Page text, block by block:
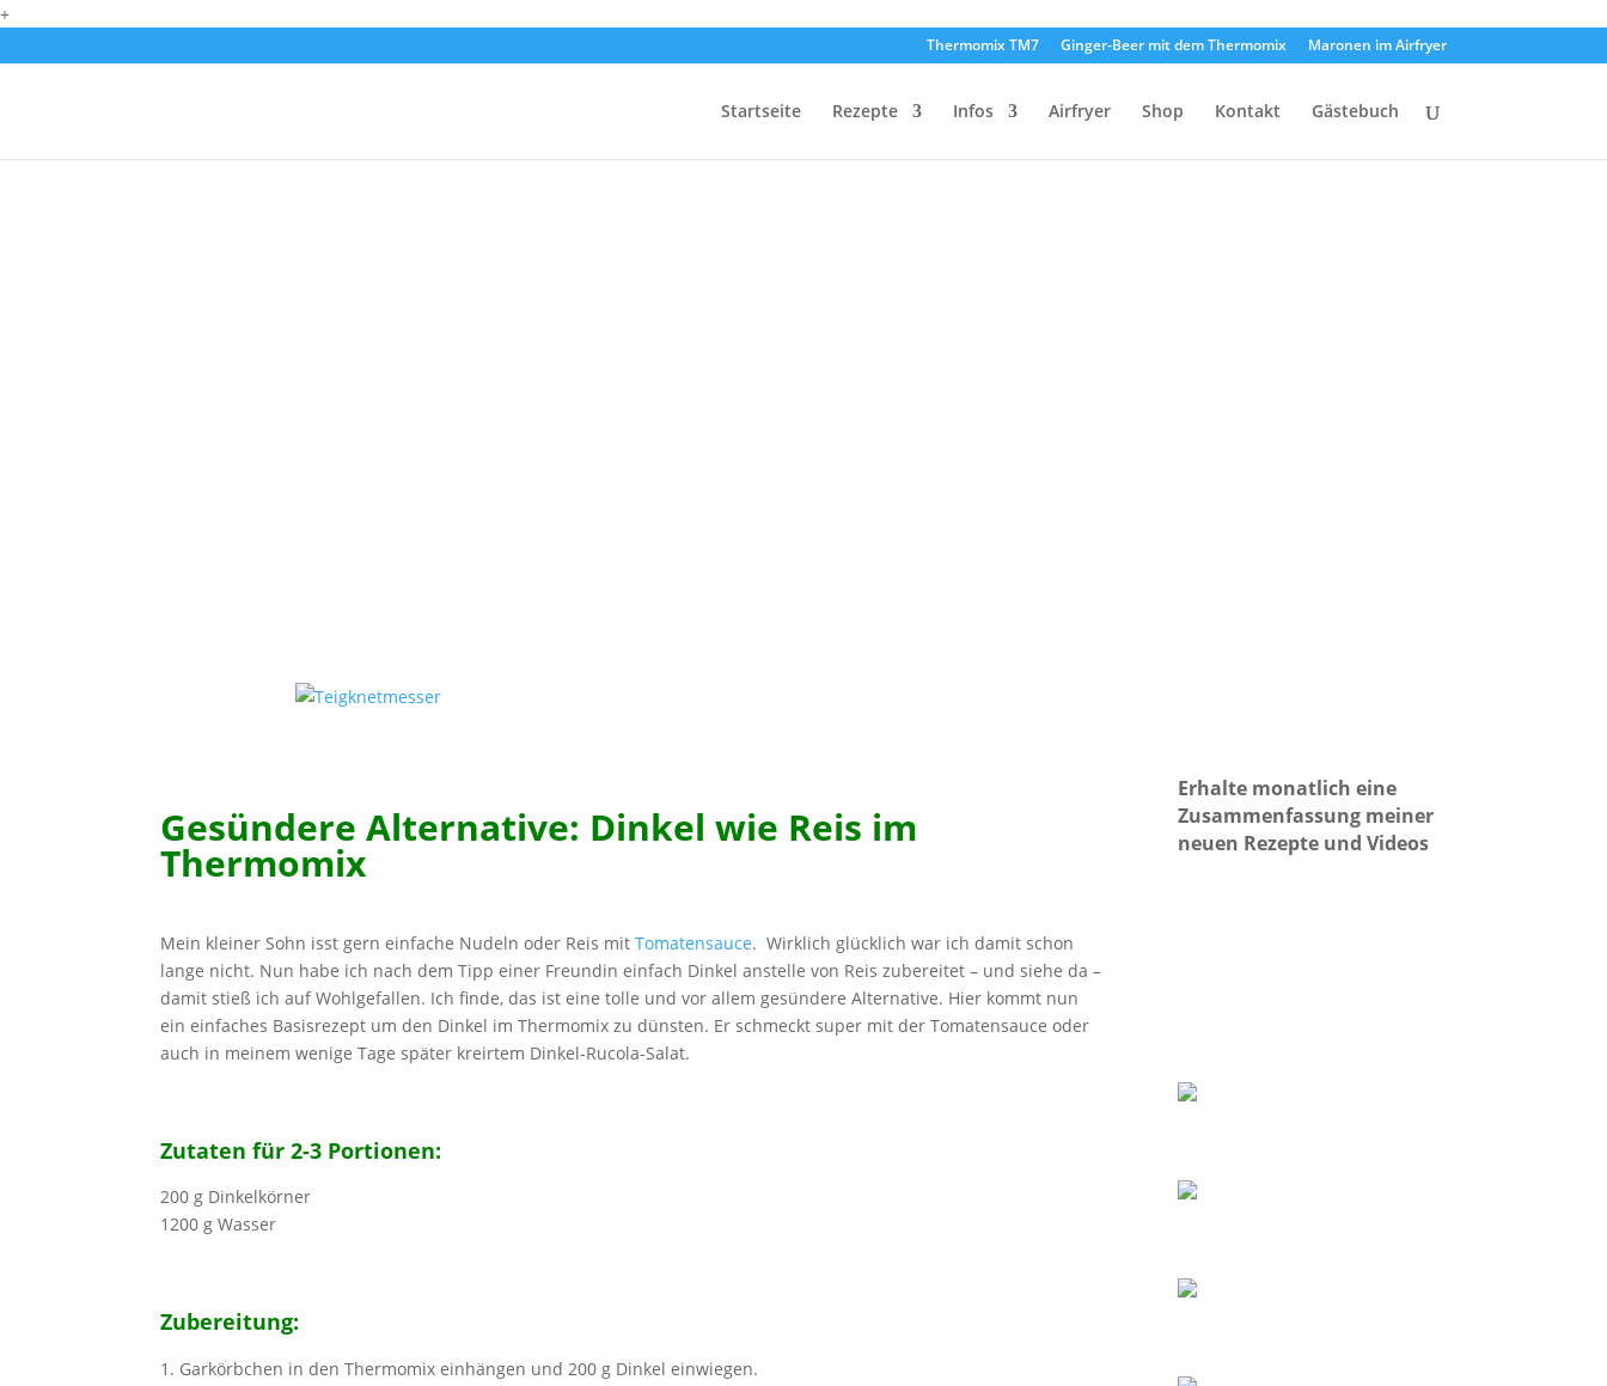
+
Thermomix TM7 Ginger-Beer mit dem Thermomix Maronen im Airfryer
Startseite Rezepte Infos Airfryer Shop Kontakt Gästebuch
Gesündere Alternative: Dinkel wie Reis im
Thermomix
Mein kleiner Sohn isst gern einfache Nudeln oder Reis mitTomatensauce. Wirklich glücklich war ich damit schon
lange nicht. Nun habe ich nach dem Tipp einer Freundin einfach Dinkel anstelle von Reis zubereitet – und siehe da –
damit stieß ich auf Wohlgefallen. Ich finde, das ist eine tolle und vor allem gesündere Alternative. Hier kommt nun
ein einfaches Basisrezept um den Dinkel im Thermomix zu dünsten. Er schmeckt super mit der Tomatensauce oder
auch in meinem wenige Tage später kreirtem Dinkel-Rucola-Salat.
Zutaten für 2-3 Portionen:
200 g Dinkelkörner
1200 g Wasser
Zubereitung:
Garkörbchen in den Thermomix einhängen und 200 g Dinkel einwiegen.
Erhalte monatlich eine
Zusammenfassung meiner
neuen Rezepte und Videos